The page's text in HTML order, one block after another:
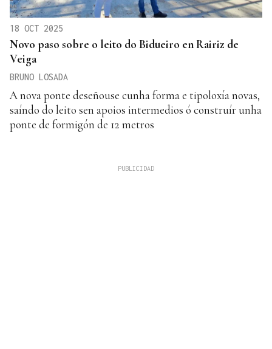
18 OCT 2025
Novo paso sobre o leito do Bidueiro en Rairiz de
Veiga
BRUNO LOSADA
A nova ponte deseñouse cunha forma e tipoloxía novas,
saíndo do leito sen apoios intermedios ó construír unha
ponte de formigón de 12 metros